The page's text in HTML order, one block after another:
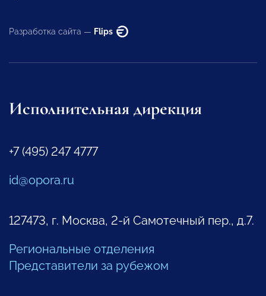
Разработка сайта — Flips
Исполнительная дирекция
+7 (495) 247 4777
id@opora.ru
127473, г. Москва, 2-й Самотечный пер., д.7.
Региональные отделения
Представители за рубежом